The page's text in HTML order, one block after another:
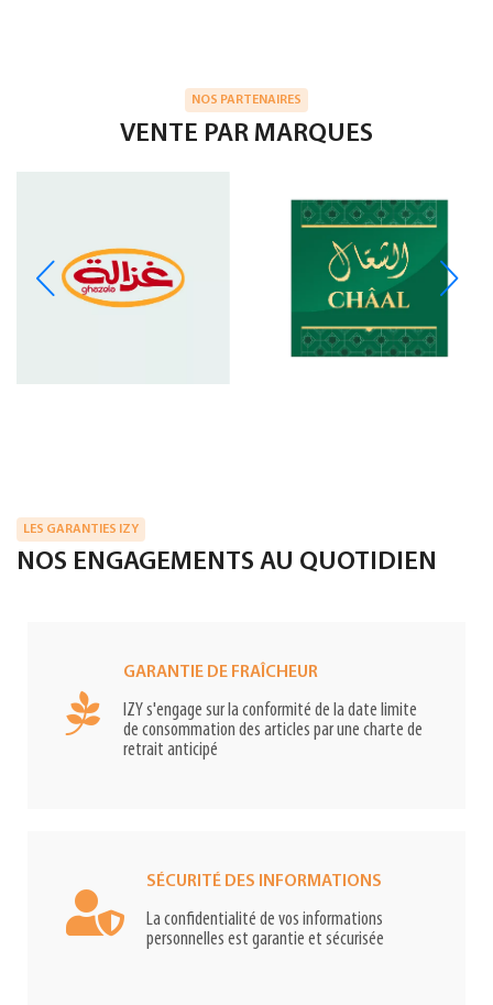
NOS PARTENAIRES
VENTE PAR MARQUES
LES GARANTIES IZY
NOS ENGAGEMENTS AU QUOTIDIEN
GARANTIE DE FRAÎCHEUR
IZY s'engage sur la conformité de la date limite
de consommation des articles par une charte de
retrait anticipé
SÉCURITÉ DES INFORMATIONS
La confidentialité de vos informations
personnelles est garantie et sécurisée